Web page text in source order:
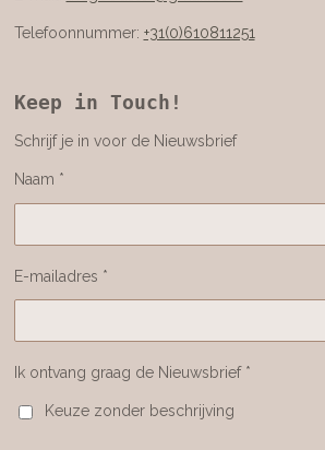
Telefoonnummer: +31(0)610811251
Keep in Touch!
Schrijf je in voor de Nieuwsbrief
Naam *
E-mailadres *
Ik ontvang graag de Nieuwsbrief *
Keuze zonder beschrijving